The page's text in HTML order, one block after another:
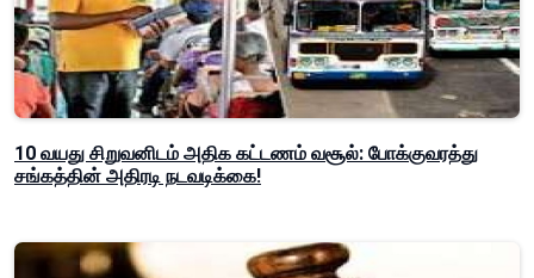
10 வயது சிறுவனிடம் அதிக கட்டணம் வசூல்: போக்குவரத்து
சங்கத்தின் அதிரடி நடவடிக்கை!